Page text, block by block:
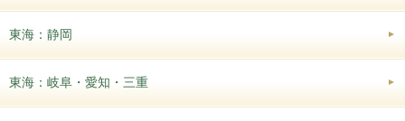
東海：静岡
東海：岐阜・愛知・三重